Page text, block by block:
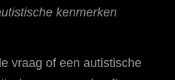
kenmerken
vraag of een autistische